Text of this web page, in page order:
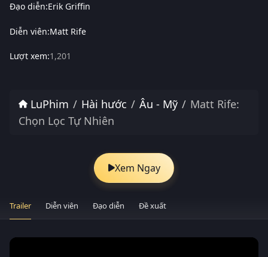
Đạo diễn:Erik Griffin
Diễn viên:Matt Rife
Lượt xem:1,201
LuPhim Hài hước Âu - Mỹ
Matt Rife:
Chọn Lọc Tự Nhiên
Xem Ngay
Trailer Diễn viên Đạo diễn Đề xuất